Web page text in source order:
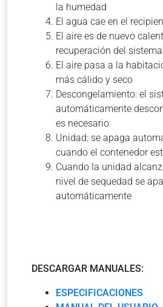
la humedad
El agua cae en el
El aire es de nuevo
recuperación del sistema
El aire pasa a la
más cálido y seco
Descongelamiento: el
automáticamente
es necesario
Unidad: se apaga
cuando el contenedor
Cuando la unidad
nivel de sequedad se
automáticamente
DESCARGAR MANUALES:
ESPECIFICACIONES